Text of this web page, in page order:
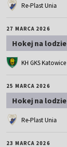
Re-Plast Unia
27 MARCA 2026
Hokej na lodzie
KH GKS Katowice
25 MARCA 2026
Hokej na lodzie
Re-Plast Unia
23 MARCA 2026